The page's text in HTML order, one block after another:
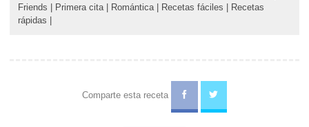
Friends
Primera cita Romántica Recetas fáciles
Recetas
rápidas
Comparte esta receta